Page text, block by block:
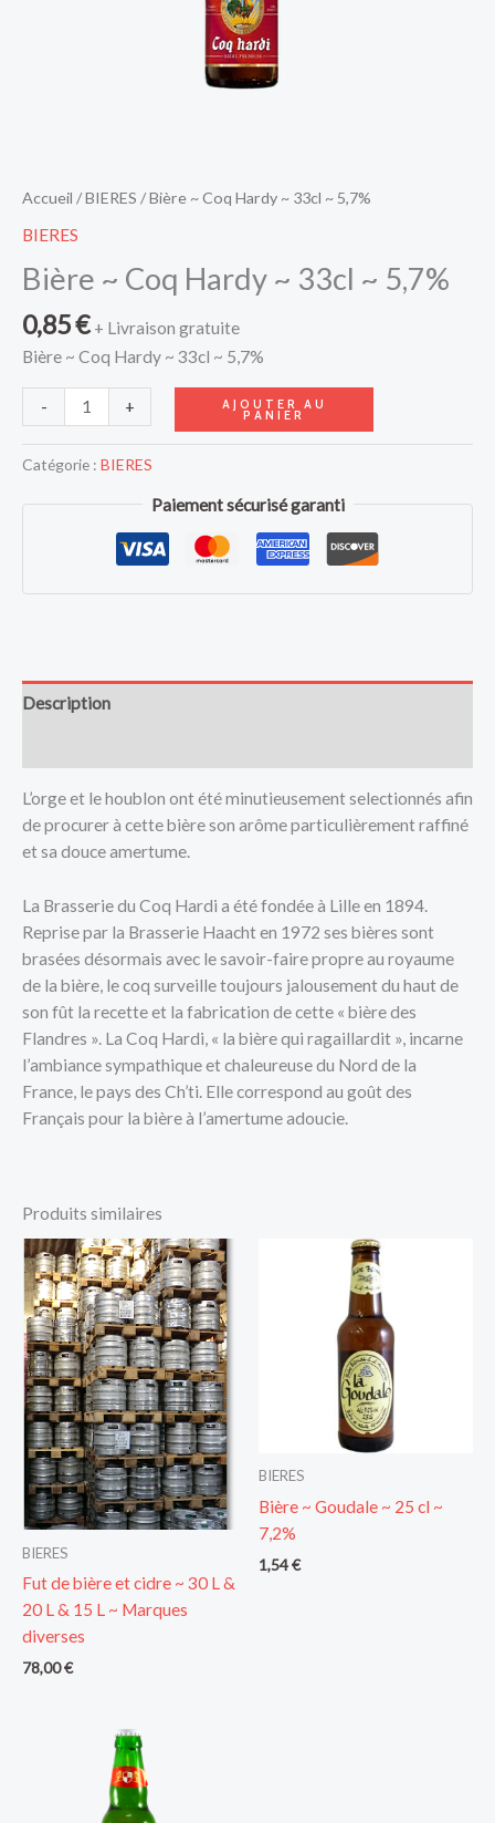
Accueil /BIERES / Bière ~ Coq Hardy ~ 33cl ~ 5,7%
BIERES
Bière ~ Coq Hardy ~ 33cl ~ 5,7%
0,85€ + Livraison gratuite
Bière ~ Coq Hardy ~ 33cl ~ 5,7%
- + AJOUTER AU
PANIER
Catégorie : BIERES
Paiement sécurisé garanti
Description
L’orge et le houblon ont été minutieusement selectionnés afin
de procurer à cette bière son arôme particulièrement raffiné
et sa douce amertume.
La Brasserie du Coq Hardi a été fondée à Lille en 1894.
Reprise par la Brasserie Haacht en 1972 ses bières sont
brasées désormais avec le savoir-faire propre au royaume
de la bière, le coq surveille toujours jalousement du haut de
son fût la recette et la fabrication de cette « bière des
Flandres ». La Coq Hardi, « la bière qui ragaillardit », incarne
l’ambiance sympathique et chaleureuse du Nord de la
France, le pays des Ch’ti. Elle correspond au goût des
Français pour la bière à l’amertume adoucie.
Produits similaires
BIERES
Fut de bière et cidre ~ 30 L &
20 L & 15 L ~ Marques
diverses
78,00€
BIERES
Bière ~ Goudale ~ 25 cl ~
7,2%
1,54€